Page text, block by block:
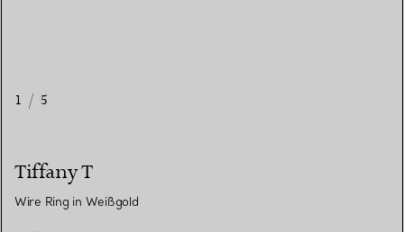
1 / 5
Tiffany T
Wire Ring in Weißgold